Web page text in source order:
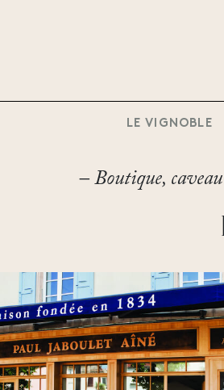
LE VIGNOBLE
– Boutique,